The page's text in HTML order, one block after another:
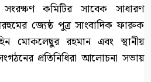
সংরক্ষণ কমিটির সাবেক সাধারণ
জ্যেষ্ঠ পুত্র সাংবাদিক ফারুক
মোকলেছুর রহমান এবং স্থানীয়
প্রতিনিধিরা আলোচনা সভায়